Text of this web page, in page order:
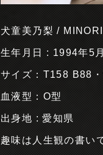
犬童美乃梨 /
生年月日 : 1994年5
サイズ：T158 B88
血液型：O型
出身地 : 愛知県
趣味は人生観の書い